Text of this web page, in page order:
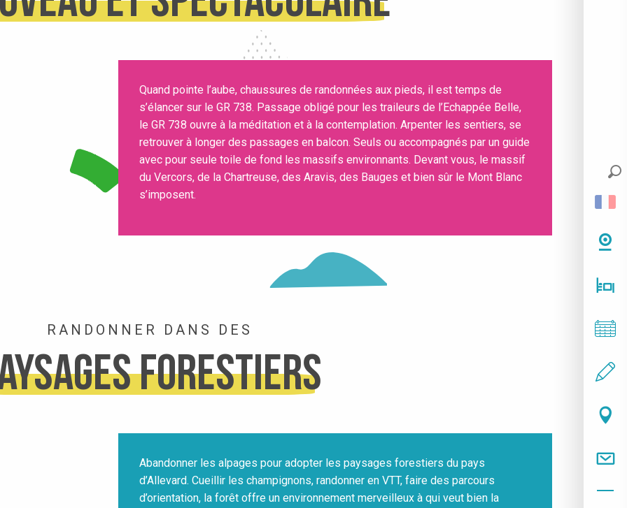
Quand pointe l’aube, chaussures de randonnées aux pieds, il est temps de
s’élancer sur le GR 738. Passage obligé pour les traileurs de l’Echappée Belle,
le GR 738 ouvre à la méditation et à la contemplation. Arpenter les sentiers, se
retrouver à longer des passages en balcon. Seuls ou accompagnés par un guide
avec pour seule toile de fond les massifs environnants. Devant vous, le massif
du Vercors, de la Chartreuse, des Aravis, des Bauges et bien sûr le Mont Blanc
s’imposent.
RANDONNER DANS DES
forestiers
Abandonner les alpages pour adopter les paysages forestiers du pays
d’Allevard. Cueillir les champignons, randonner en VTT, faire des parcours
d’orientation, la forêt offre un environnement merveilleux à qui veut bien la